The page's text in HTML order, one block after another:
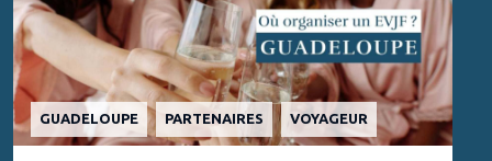
GUADELOUPE PARTENAIRES VOYAGEUR